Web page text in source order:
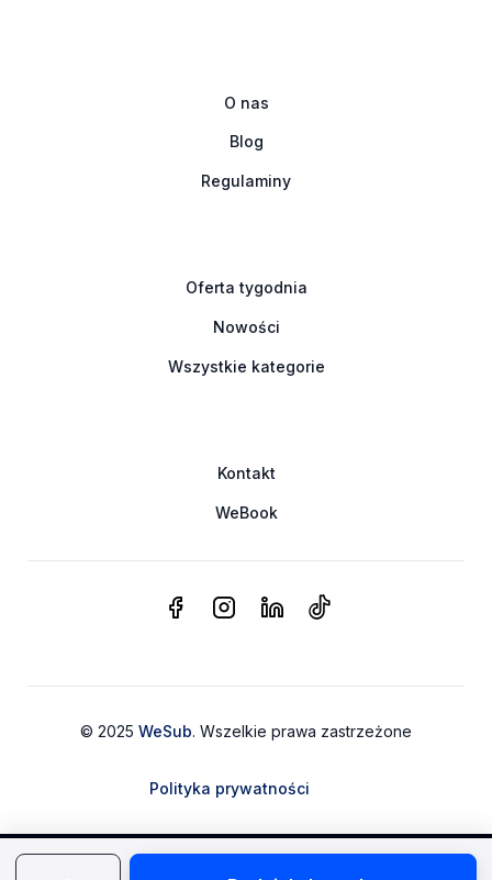
O nas
Blog
Regulaminy
Oferta tygodnia
Nowości
Wszystkie kategorie
Kontakt
WeBook
© 2025 WeSub. Wszelkie prawa zastrzeżone
Polityka prywatności